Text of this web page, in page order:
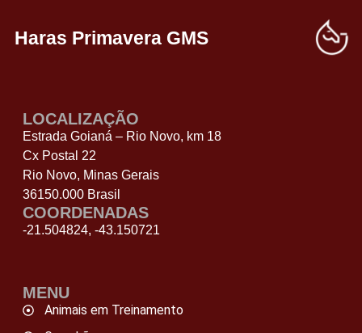
Haras Primavera GMS
LOCALIZAÇÃO
Estrada Goianá – Rio Novo, km 18
Cx Postal 22
Rio Novo, Minas Gerais
36150.000 Brasil
COORDENADAS
-21.504824, -43.150721
MENU
Animais em Treinamento